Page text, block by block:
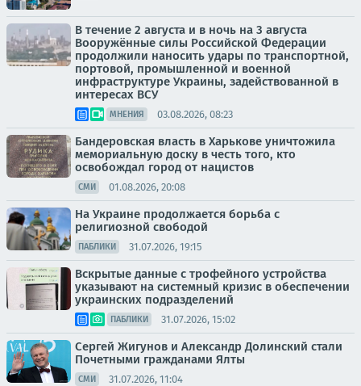
В течение 2 августа и в ночь на 3 августа
Вооружённые силы Российской Федерации
продолжили наносить удары по транспортной,
портовой, промышленной и военной
инфраструктуре Украины, задействованной в
интересах ВСУ
МНЕНИЯ 03.08.2026, 08:23
Бандеровская власть в Харькове уничтожила
мемориальную доску в честь того, кто
освобождал город от нацистов
СМИ 01.08.2026, 20:08
На Украине продолжается борьба с
религиозной свободой
ПАБЛИКИ 31.07.2026, 19:15
Вскрытые данные с трофейного устройства
указывают на системный кризис в обеспечении
украинских подразделений
ПАБЛИКИ 31.07.2026, 15:02
Сергей Жигунов и Александр Долинский стали
Почетными гражданами Ялты
СМИ 31.07.2026, 11:04